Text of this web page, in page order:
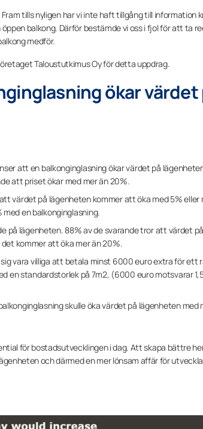
tills nyligen har vi inte haft tillgång till information
balkong. Därför bestämde vi oss i fjol för att ta
medför.
Taloustutkimus Oy för detta uppdrag.
ökar värdet
att en balkonginglasning ökar värdet på
att priset ökar med mer än 20%.
värdet på lägenheten kommer att öka med 5% eller
en balkonginglasning.
på lägenheten. 88% av de svarande tror att värdet
kommer att öka mer än 20%.
sig vara villiga att betala minst 6000 euro extra för
en standardstorlek på 7m2, (6000 euro motsvarar
skulle öka värdet på lägenheten med
för bostadsutvecklingen i dag. Att skapa bättre
och därmed en mer lönsam affär för